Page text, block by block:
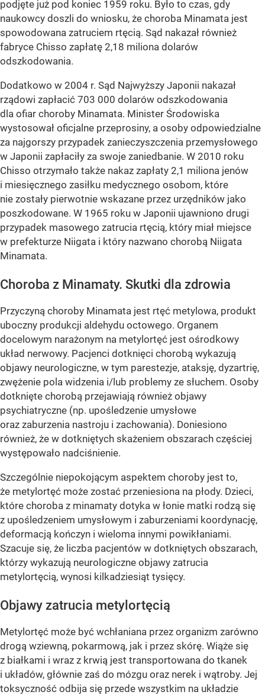
podjęte już pod koniec 1959 roku. Było to czas, gdy
naukowcy doszli do wniosku, że choroba Minamata jest
spowodowana zatruciem rtęcią. Sąd nakazał również
fabryce Chisso zapłatę 2,18 miliona dolarów
odszkodowania.
Dodatkowo w 2004 r. Sąd Najwyższy Japonii nakazał
rządowi zapłacić 703 000 dolarów odszkodowania
dla ofiar choroby Minamata. Minister Środowiska
wystosował oficjalne przeprosiny, a osoby odpowiedzialne
za najgorszy przypadek zanieczyszczenia przemysłowego
w Japonii zapłaciły za swoje zaniedbanie. W 2010 roku
Chisso otrzymało także nakaz zapłaty 2,1 miliona jenów
i miesięcznego zasiłku medycznego osobom, które
nie zostały pierwotnie wskazane przez urzędników jako
poszkodowane. W 1965 roku w Japonii ujawniono drugi
przypadek masowego zatrucia rtęcią, który miał miejsce
w prefekturze Niigata i który nazwano chorobą Niigata
Minamata.
Choroba z Minamaty. Skutki dla zdrowia
Przyczyną choroby Minamata jest rtęć metylowa, produkt
uboczny produkcji aldehydu octowego. Organem
docelowym narażonym na metylortęć jest ośrodkowy
układ nerwowy. Pacjenci dotknięci chorobą wykazują
objawy neurologiczne, w tym parestezje, ataksję, dyzartrię,
zwężenie pola widzenia i/lub problemy ze słuchem. Osoby
dotknięte chorobą przejawiają również objawy
psychiatryczne (np. upośledzenie umysłowe
oraz zaburzenia nastroju i zachowania). Doniesiono
również, że w dotkniętych skażeniem obszarach częściej
występowało nadciśnienie.
Szczególnie niepokojącym aspektem choroby jest to,
że metylortęć może zostać przeniesiona na płody. Dzieci,
które choroba z minamaty dotyka w łonie matki rodzą się
z upośledzeniem umysłowym i zaburzeniami koordynację,
deformacją kończyn i wieloma innymi powikłaniami.
Szacuje się, że liczba pacjentów w dotkniętych obszarach,
którzy wykazują neurologiczne objawy zatrucia
metylortęcią, wynosi kilkadziesiąt tysięcy.
Objawy zatrucia metylortęcią
Metylortęć może być wchłaniana przez organizm zarówno
drogą wziewną, pokarmową, jak i przez skórę. Wiąże się
z białkami i wraz z krwią jest transportowana do tkanek
i układów, głównie zaś do mózgu oraz nerek i wątroby. Jej
toksyczność odbija się przede wszystkim na układzie